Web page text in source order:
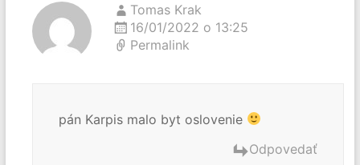
Tomas Krak
16/01/2022 o 13:25
Permalink
pán Karpis malo byt oslovenie
Odpovedať